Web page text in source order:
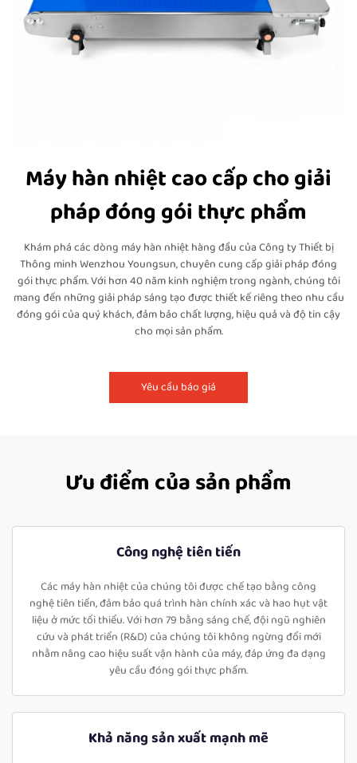
Máy hàn nhiệt cao cấp cho giải
pháp đóng gói thực phẩm
Khám phá các dòng máy hàn nhiệt hàng đầu của Công ty Thiết bị
Thông minh Wenzhou Youngsun, chuyên cung cấp giải pháp đóng
gói thực phẩm. Với hơn 40 năm kinh nghiệm trong ngành, chúng tôi
mang đến những giải pháp sáng tạo được thiết kế riêng theo nhu cầu
đóng gói của quý khách, đảm bảo chất lượng, hiệu quả và độ tin cậy
cho mọi sản phẩm.
Yêu cầu báo giá
Ưu điểm của sản phẩm
Công nghệ tiên tiến
Các máy hàn nhiệt của chúng tôi được chế tạo bằng công
nghệ tiên tiến, đảm bảo quá trình hàn chính xác và hao hụt vật
liệu ở mức tối thiểu. Với hơn 79 bằng sáng chế, đội ngũ nghiên
cứu và phát triển (R&D) của chúng tôi không ngừng đổi mới
nhằm nâng cao hiệu suất vận hành của máy, đáp ứng đa dạng
yêu cầu đóng gói thực phẩm.
Khả năng sản xuất mạnh mẽ